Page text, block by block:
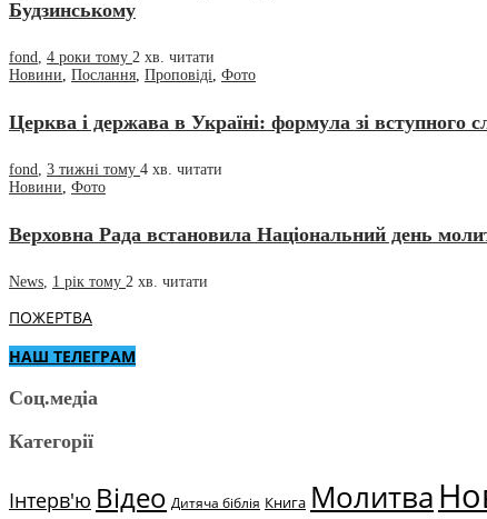
Будзинському
fond 4 роки тому 2 хв. читати
Новини Послання Проповіді Фото
Церква і держава в Україні: формула зі вступного
fond 3 тижні тому 4 хв. читати
Новини Фото
Верховна Рада встановила Національний день
News 1 рік тому 2 хв. читати
ПОЖЕРТВА
НАШ ТЕЛЕГРАМ
Соц.медіа
Категорії
Інтерв'ю Відео Дитяча біблія Книга Молитва